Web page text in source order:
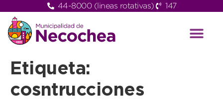
44-8000 (lineas rotativas) 147
Etiqueta:
cosntrucciones